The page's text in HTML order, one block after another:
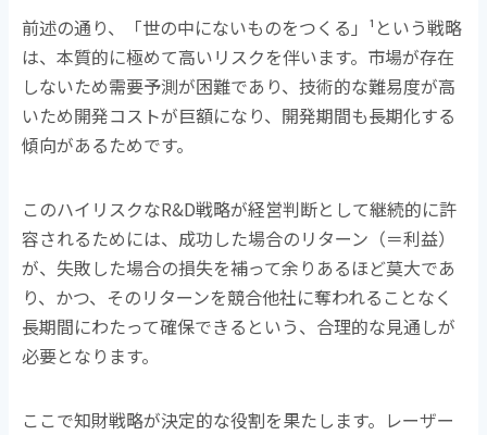
前述の通り、「世の中にないものをつくる」 ¹ という戦略
は、本質的に極めて高いリスクを伴います。市場が存在
しないため需要予測が困難であり、技術的な難易度が高
いため開発コストが巨額になり、開発期間も長期化する
傾向があるためです。
このハイリスクなR&D戦略が経営判断として継続的に許
容されるためには、成功した場合のリターン（＝利益）
が、失敗した場合の損失を補って余りあるほど莫大であ
り、かつ、そのリターンを競合他社に奪われることなく
長期間にわたって確保できるという、合理的な見通しが
必要となります。
ここで知財戦略が決定的な役割を果たします。レーザー